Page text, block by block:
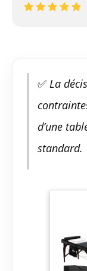
✅ La
d’une
standard.